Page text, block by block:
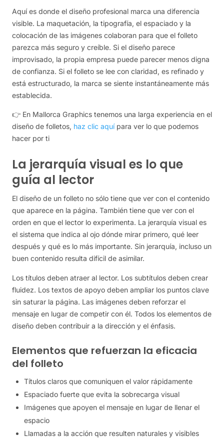
Aquí es donde el diseño profesional marca una diferencia
visible. La maquetación, la tipografía, el espaciado y la
colocación de las imágenes colaboran para que el folleto
parezca más seguro y creíble. Si el diseño parece
improvisado, la propia empresa puede parecer menos digna
de confianza. Si el folleto se lee con claridad, es refinado y
está estructurado, la marca se siente instantáneamente más
establecida.
👉 En Mallorca Graphics tenemos una larga experiencia en el
diseño de folletos, haz clic aquípara ver lo que podemos
hacer por ti
La jerarquía visual es lo que
guía al lector
El diseño de un folleto no sólo tiene que ver con el contenido
que aparece en la página. También tiene que ver con el
orden en que el lector lo experimenta. La jerarquía visual es
el sistema que indica al ojo dónde mirar primero, qué leer
después y qué es lo más importante. Sin jerarquía, incluso un
buen contenido resulta difícil de asimilar.
Los títulos deben atraer al lector. Los subtítulos deben crear
fluidez. Los textos de apoyo deben ampliar los puntos clave
sin saturar la página. Las imágenes deben reforzar el
mensaje en lugar de competir con él. Todos los elementos de
diseño deben contribuir a la dirección y el énfasis.
Elementos que refuerzan la eficacia
del folleto
Títulos claros que comuniquen el valor rápidamente
Espaciado fuerte que evita la sobrecarga visual
Imágenes que apoyen el mensaje en lugar de llenar el
espacio
Llamadas a la acción que resulten naturales y visibles